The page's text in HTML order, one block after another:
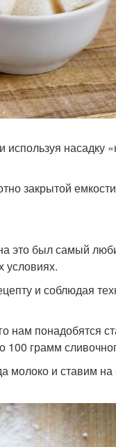
насадку
закрытой
это был самый
условиях.
и соблюдая
понадобятся
100 грамм
и ставим